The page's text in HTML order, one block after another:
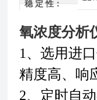
稳 定 性：
氧浓度分析
1、选用进
精度高、响
2、定时自